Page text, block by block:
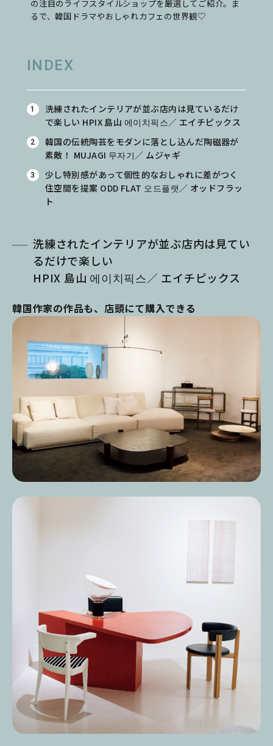
の注目のライフスタイルショップを厳選してご紹介。ま
るで、韓国ドラマやおしゃれカフェの世界観♡
INDEX
洗練されたインテリアが並ぶ店内は見ているだけ
で楽しい HPIX 島山 에이치픽스／ エイチピックス
韓国の伝統陶芸をモダンに落とし込んだ陶磁器が
素敵！ MUJAGI 무자기／ ムジャギ
少し特別感があって個性的なおしゃれに差がつく
住空間を提案 ODD FLAT 오드플랫／ オッドフラッ
ト
洗練されたインテリアが並ぶ店内は見てい
るだけで楽しい
HPIX 島山 에이치픽스／ エイチピックス
韓国作家の作品も、店頭にて購入できる